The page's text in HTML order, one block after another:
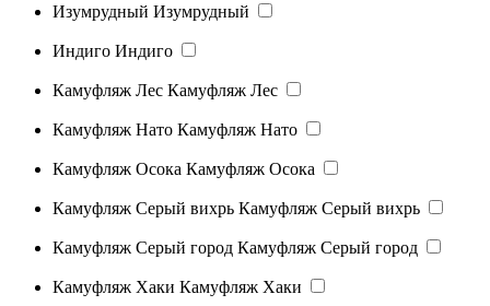
Изумрудный Изумрудный
Индиго Индиго
Камуфляж Лес Камуфляж Лес
Камуфляж Нато Камуфляж Нато
Камуфляж Осока Камуфляж Осока
Камуфляж Серый вихрь Камуфляж Серый вихрь
Камуфляж Серый город Камуфляж Серый город
Камуфляж Хаки Камуфляж Хаки